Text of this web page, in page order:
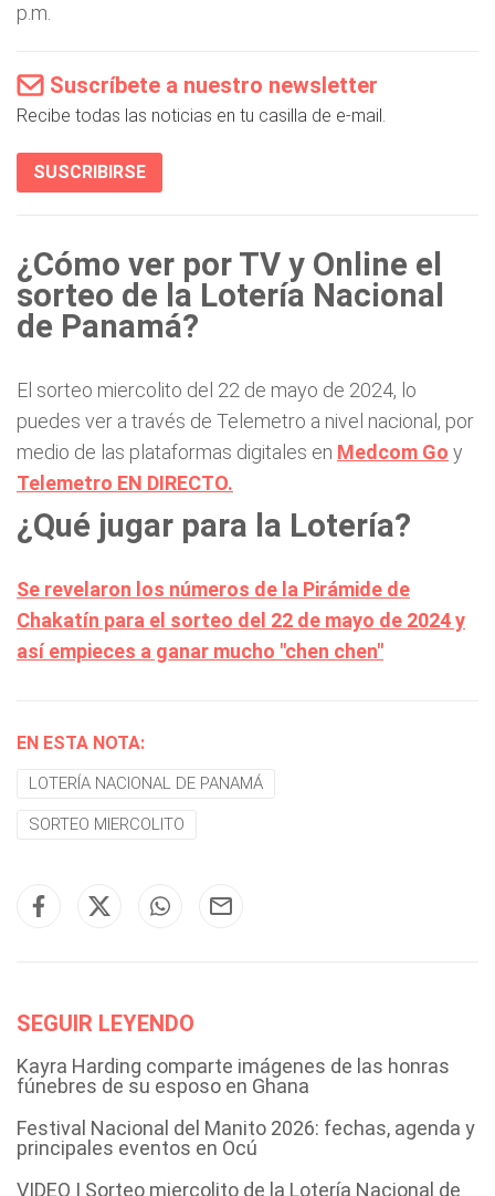
p.m.
Suscríbete a nuestro newsletter
Recibe todas las noticias en tu casilla de e-mail.
SUSCRIBIRSE
¿Cómo ver por TV y Online el
sorteo de la Lotería Nacional
de Panamá?
El sorteo miercolito del 22 de mayo de 2024, lo
puedes ver a través de Telemetro a nivel nacional, por
medio de las plataformas digitales en Medcom Go y
Telemetro EN DIRECTO.
¿Qué jugar para la Lotería?
Se revelaron los números de la Pirámide de
Chakatín para el sorteo del 22 de mayo de 2024 y
así empieces a ganar mucho "chen chen"
EN ESTA NOTA:
LOTERÍA NACIONAL DE PANAMÁ
SORTEO MIERCOLITO
SEGUIR LEYENDO
Kayra Harding comparte imágenes de las honras
fúnebres de su esposo en Ghana
Festival Nacional del Manito 2026: fechas, agenda y
principales eventos en Ocú
VIDEO | Sorteo miercolito de la Lotería Nacional de